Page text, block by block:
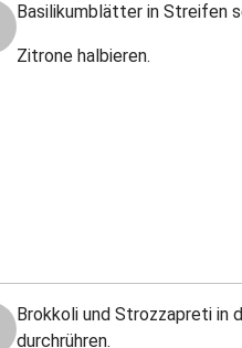
Basilikumblätter in Streifen
Zitrone halbieren.
Brokkoli und Strozzapreti in
durchrühren.